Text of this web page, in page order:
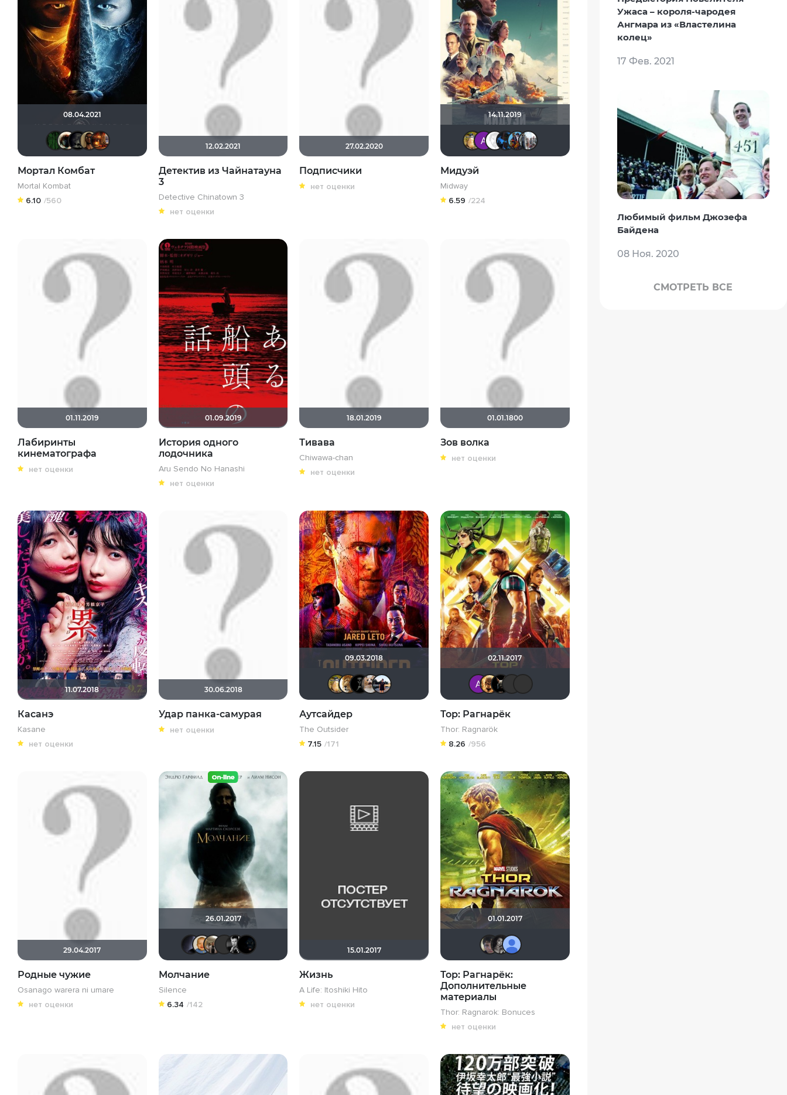
08.04.2021
Matrix Mad_Max
Макс Бро
Мортал Комбат
Mortal Kombat
6.10 /560
12.02.2021
Детектив из Чайнатауна
3
Detective Chinatown 3
нет оценки
27.02.2020
Подписчики
нет оценки
14.11.2019
Борька
Анатолий Ш
Мидуэй
Midway
6.59 /224
01.11.2019
Лабиринты
кинематографа
нет оценки
01.09.2019
История одного
лодочника
Aru Sendo No Hanashi
нет оценки
18.01.2019
Тивава
Chiwawa-chan
нет оценки
01.01.1800
Зов волка
нет оценки
11.07.2018
Касанэ
Kasane
нет оценки
30.06.2018
Удар панка-самурая
нет оценки
09.03.2018
Борька dima_savalov
Аутсайдер
The Outsider
7.15 /171
02.11.2017
Анатолий Ш
Тор: Рагнарёк
Thor: Ragnarök
8.26 /956
29.04.2017
Родные чужие
Osanago warera ni umare
нет оценки
26.01.2017
pavelsmoke
maxx2035
Молчание
Silence
6.34 /142
15.01.2017
Жизнь
A Life: Itoshiki Hito
нет оценки
01.01.2017
Тор: Рагнарёк:
Дополнительные
материалы
Thor: Ragnarok: Bonuces
нет оценки
Ужаса – короля-чародея
Ангмара из «Властелина
колец»
17 Фев. 2021
Любимый фильм Джозефа
Байдена
08 Ноя. 2020
СМОТРЕТЬ ВСЕ